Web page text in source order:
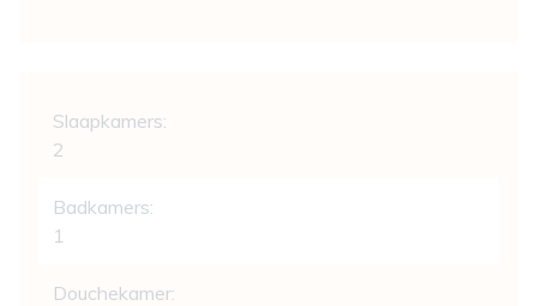
Slaapkamers:
2
Badkamers:
1
Douchekamer: